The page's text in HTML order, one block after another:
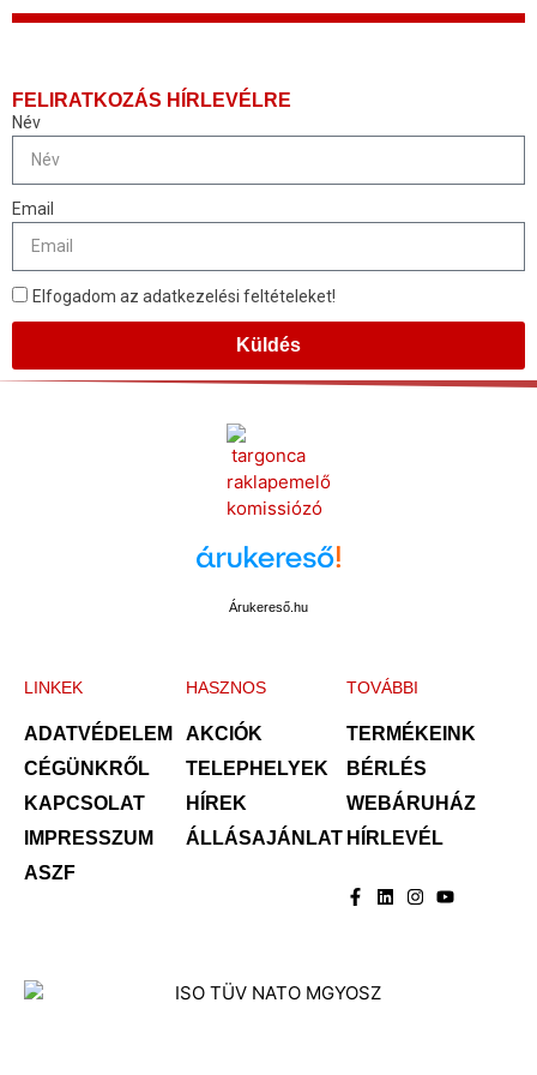
FELIRATKOZÁS HÍRLEVÉLRE
Név
Email
Elfogadom az adatkezelési feltételeket!
Küldés
Árukereső.hu
LINKEK
ADATVÉDELEM
CÉGÜNKRŐL
KAPCSOLAT
IMPRESSZUM
ASZF
HASZNOS
AKCIÓK
TELEPHELYEK
HÍREK
ÁLLÁSAJÁNLAT
TOVÁBBI
TERMÉKEINK
BÉRLÉS
WEBÁRUHÁZ
HÍRLEVÉL